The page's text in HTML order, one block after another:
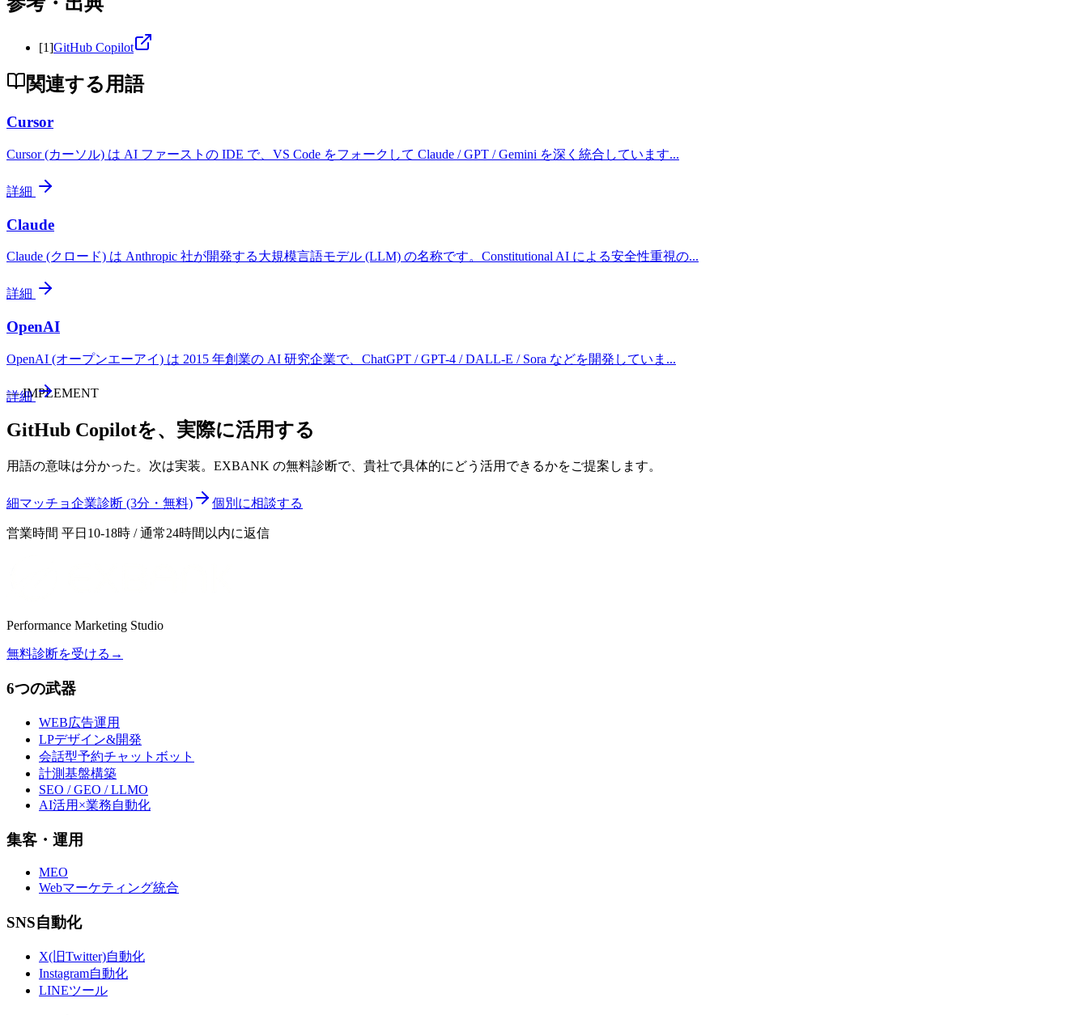
[1]GitHub Copilot
関連する用語
Cursor
Cursor (カーソル) は AI ファーストの IDE で、VS Code をフォークして Claude / GPT / Gemini を深く統合しています...
詳細
Claude
Claude (クロード) は Anthropic 社が開発する大規模言語モデル (LLM) の名称です。Constitutional AI による安全性重視の...
詳細
OpenAI
OpenAI (オープンエーアイ) は 2015 年創業の AI 研究企業で、ChatGPT / GPT-4 / DALL-E / Sora などを開発していま ...
詳細
—IMPLEMENT
GitHub Copilotを、実際に活用する
用語の意味は分かった。次は実装。EXBANK の無料診断で、貴社で具体的にどう活用できるかをご提案します。
細マッチョ企業診断 (3分・無料) 個別に相談する
営業時間 平日10-18時 / 通常24時間以内に返信
Performance Marketing Studio
無料診断を受ける →
6つの武器
WEB広告運用
LPデザイン&開発
会話型予約チャットボット
計測基盤構築
SEO / GEO / LLMO
AI活用×業務自動化
集客・運用
MEO
Webマーケティング統合
SNS自動化
X(旧Twitter)自動化
Instagram自動化
LINEツール